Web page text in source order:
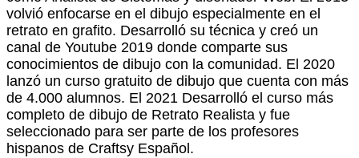
volvió enfocarse en el dibujo especialmente en el
retrato en grafito. Desarrolló su técnica y creó un
canal de Youtube 2019 donde comparte sus
conocimientos de dibujo con la comunidad. El 2020
lanzó un curso gratuito de dibujo que cuenta con más
de 4.000 alumnos. El 2021 Desarrolló el curso más
completo de dibujo de Retrato Realista y fue
seleccionado para ser parte de los profesores
hispanos de Craftsy Español.